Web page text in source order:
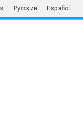
Русский Español